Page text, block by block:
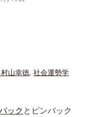
山幸徳,社会運勢学
ックとピンバック